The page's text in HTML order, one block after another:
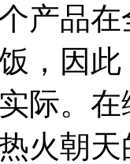
产品
，因
际。
火朝